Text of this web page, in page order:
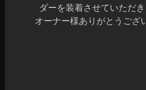
ダーを装着させていただき
オーナー様ありがとうござ